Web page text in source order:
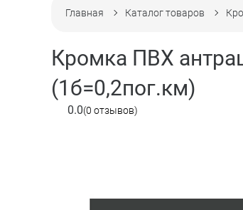
Главная Каталог товаров
Кромка ПВХ
(1б=0,2пог.км)
0.0(0 отзывов)